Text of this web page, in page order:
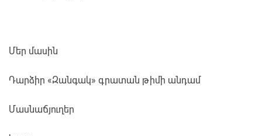
Մեր մասին
Դարձիր «Զանգակ» գրատան թիմի անդամ
Մասնաճյուղեր